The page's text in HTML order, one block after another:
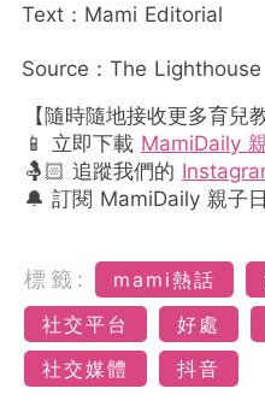
Text：Mami Editorial
Source：The Lighthouse
【隨時隨地接收更多育兒
📱 立即下載 MamiDaily
🤱🏻 追蹤我們的
🔔 訂閱 MamiDaily 親子
標籤: mami熱話
社交平台
好處
社交媒體
抖音